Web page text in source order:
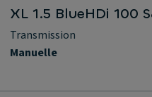
XL 1.5 BlueHDi 100
Transmission
Manuelle